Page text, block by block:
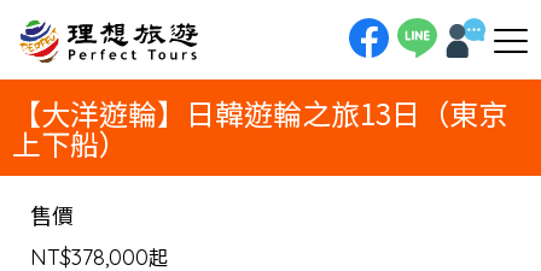
【大洋遊輪】日韓遊輪之旅13日（東京
上下船）
售價
NT$378,000起